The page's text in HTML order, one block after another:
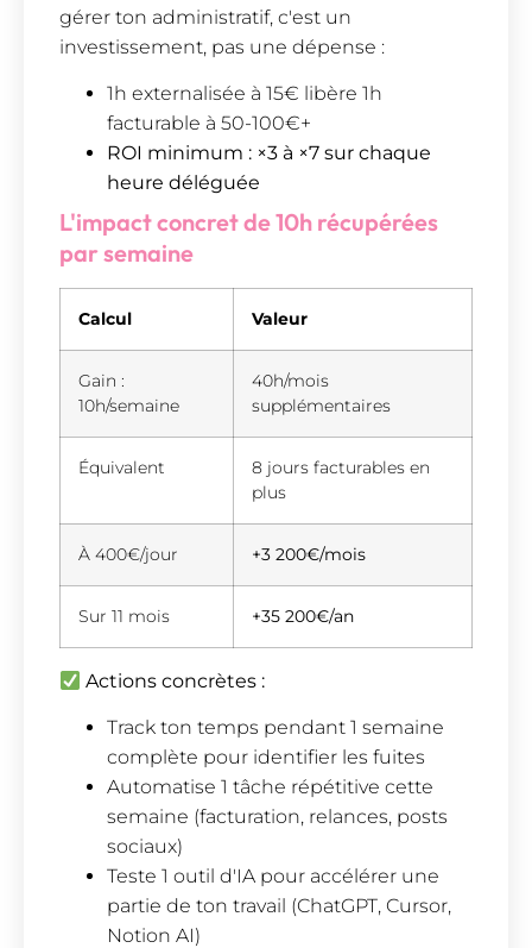
gérer ton administratif, c'est un
investissement, pas une dépense :
1h externalisée à 15€ libère 1h
facturable à 50-100€+
ROI minimum : ×3 à ×7 sur chaque
heure déléguée
L'impact concret de 10h récupérées
par semaine
Calcul Valeur
Gain :
10h/semaine
40h/mois
supplémentaires
Équivalent
8 jours facturables en
plus
À 400€/jour +3 200€/mois
Sur 11 mois +35 200€/an
Actions concrètes :
Track ton temps pendant 1 semaine
complète pour identifier les fuites
Automatise 1 tâche répétitive cette
semaine (facturation, relances, posts
sociaux)
Teste 1 outil d'IA pour accélérer une
partie de ton travail (ChatGPT, Cursor,
Notion AI)